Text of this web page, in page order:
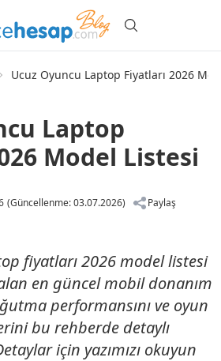
Ucuz Oyuncu Laptop Fiyatları 2026
Laptop
Model Listesi
(Güncellenme: 03.07.2026)
Paylaş
fiyatları 2026 model listesi
en güncel mobil donanım
performansını ve oyun
bu rehberde detaylı
için yazımızı okuyun